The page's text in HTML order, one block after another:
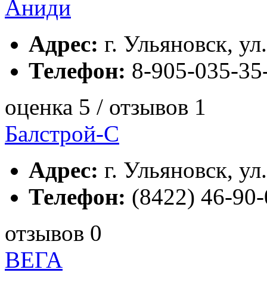
Аниди
Адрес: г. Ульяновск,
Телефон: 8-905-035-
оценка 5 / отзывов 1
Балстрой-С
Адрес: г. Ульяновск,
Телефон: (8422) 46-
отзывов 0
ВЕГА